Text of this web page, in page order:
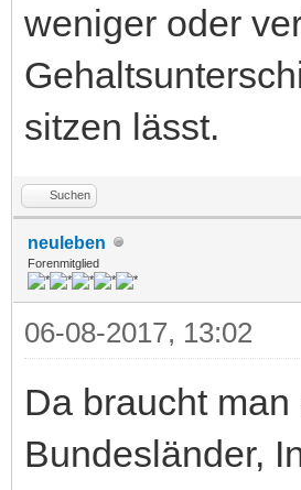
weniger oder
sitzen lässt.
Suchen
neuleben
Forenmitglied
06-08-2017, 13:02
Da braucht
Bundesländer,